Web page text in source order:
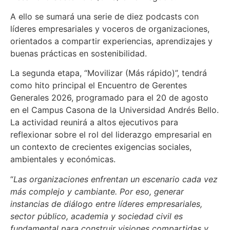
A ello se sumará una serie de diez podcasts con
líderes empresariales y voceros de organizaciones,
orientados a compartir experiencias, aprendizajes y
buenas prácticas en sostenibilidad.
La segunda etapa, “Movilizar (Más rápido)”, tendrá
como hito principal el Encuentro de Gerentes
Generales 2026, programado para el 20 de agosto
en el Campus Casona de la Universidad Andrés Bello.
La actividad reunirá a altos ejecutivos para
reflexionar sobre el rol del liderazgo empresarial en
un contexto de crecientes exigencias sociales,
ambientales y económicas.
“Las organizaciones enfrentan un escenario cada vez
más complejo y cambiante. Por eso, generar
instancias de diálogo entre líderes empresariales,
sector público, academia y sociedad civil es